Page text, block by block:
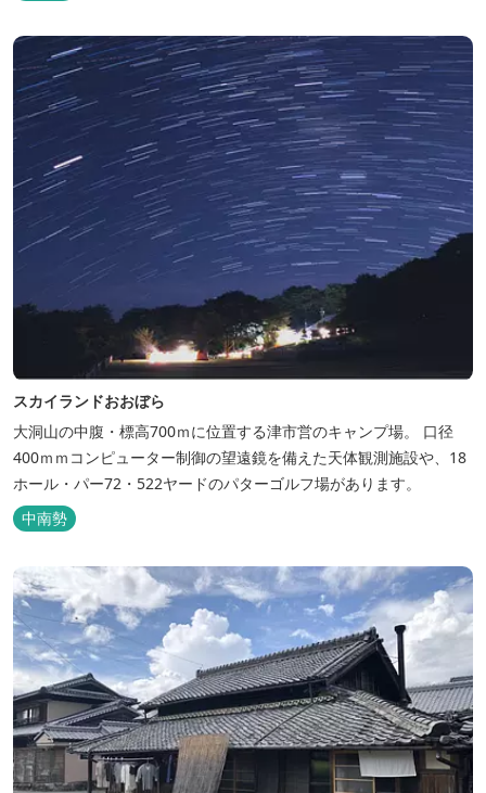
の“HACIENDA”は、スペイン語で荘園の主の館を...
スカイランドおおぼら
大洞山の中腹・標高700ｍに位置する津市営のキャンプ場。 口径
400ｍｍコンピューター制御の望遠鏡を備えた天体観測施設や、18
ホール・パー72・522ヤードのパターゴルフ場があります。
中南勢